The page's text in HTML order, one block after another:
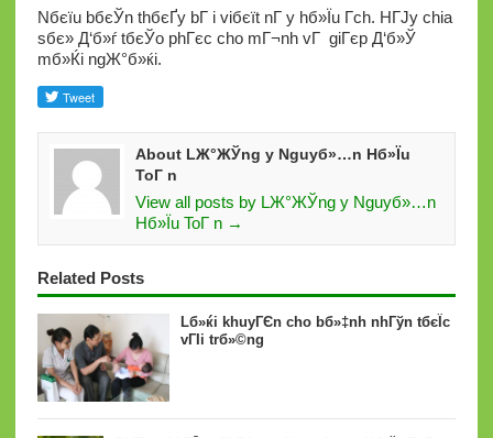
Nбєїu bбєЎn thбєҐy bГ i viбєїt nГ y hб»Їu Г­ch. HГЈy chia
sбє» Д‘б»ѓ tбєЎo phГєc cho mГ¬nh vГ giГєp Д‘б»Ў
mб»Ќi ngЖ°б»ќi.
About LЖ°ЖЎng y Nguyб»…n Hб»Їu
ToГ n
View all posts by LЖ°ЖЎng y Nguyб»…n
Hб»Їu ToГ n →
Related Posts
Lб»ќi khuyГЄn cho bб»‡nh nhГўn tбєЇc
vГІi trб»©ng